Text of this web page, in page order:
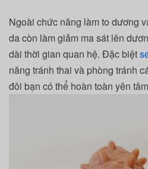
Ngoài chức năng làm to dương
da còn làm giảm ma sát lên
dài thời gian quan hệ. Đặc biệt
năng tránh thai và phòng tránh
đôi bạn có thể hoàn toàn yên